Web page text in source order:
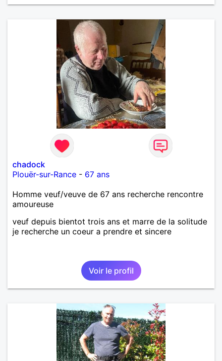
chadock
Plouër-sur-Rance - 67 ans
Homme veuf/veuve de 67 ans recherche rencontre
amoureuse
veuf depuis bientot trois ans et marre de la solitude
je recherche un coeur a prendre et sincere
Voir le profil